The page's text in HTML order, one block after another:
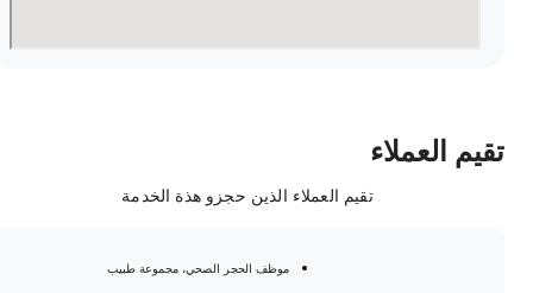
العملاء
تقيم العملاء الذين حجزو هذة الخدمة
موظف الحجر الصحي، مجموعة طبيب